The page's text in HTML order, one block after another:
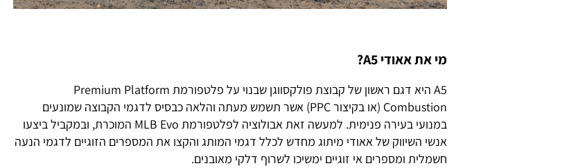
מי את אאודי A5?
A5 היא דגם ראשון של קבוצת פולקסווגן שבנוי על פלטפורמת Premium Platform
Combustion (או בקיצור PPC) אשר תשמש מעתה והלאה כבסיס לדגמי הקבוצה שמונעים
במנועי בעירה פנימית. למעשה זאת אבולוציה לפלטפורמת MLB Evo המוכרת, ובמקביל ביצעו
אנשי השיווק של אאודי מיתוג מחדש לכלל דגמי המותג והקצו את המספרים הזוגיים לדגמי הנעה
חשמלית ומספרים אי זוגיים ימשיכו לשרוף דלקי מאובנים.